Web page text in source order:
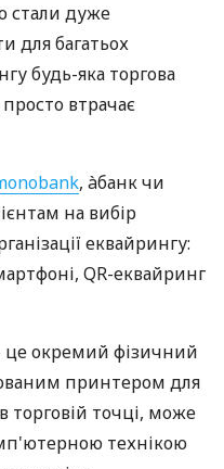
стали дуже
для багатьох
будь-яка торгова
втрачає
, àбанк чи
на вибір
еквайрингу:
QR-еквайринг
окремий фізичний
принтером для
торговій точці, може
технікою